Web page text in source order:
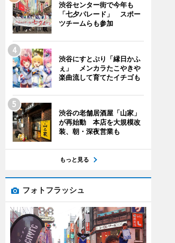
渋谷センター街で今年も
「七夕パレード」 スポー
ツチームらも参加
渋谷にすとぷり「縁日かふ
ぇ」 メンカラたこやきや
楽曲流して育てたイチゴも
渋谷の老舗居酒屋「山家」
が再始動 本店を大規模改
装、朝・深夜営業も
もっと見る
フォトフラッシュ